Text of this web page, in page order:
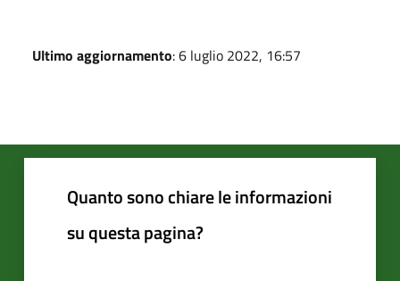
Ultimo aggiornamento: 6 luglio 2022, 16:57
Quanto sono chiare le informazioni
su questa pagina?